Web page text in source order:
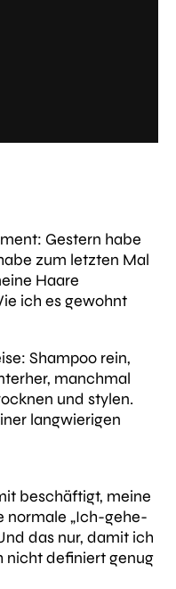
Gestern habe
zum letzten Mal
Haare
ich es gewohnt
Shampoo rein,
manchmal
und stylen.
langwierigen
beschäftigt, meine
normale „Ich-gehe-
das nur, damit ich
nicht definiert genug